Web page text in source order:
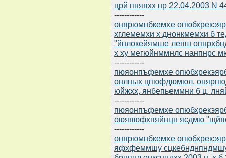
црй пняяхх нр 22.04.2003 N
------------
онярюмнбкемхе
хглемемхи х днонкмемхи б
"йнлокейямше лепш
х ху мегюйнммнлс нанпнрс
------------
пюяонпъфемхе
онлных цпюфдюмюл,
юйжхх, янбепьеммни б ц.
------------
пюяонпъфемхе
оюяяюфхпяйнцн ясдмю
------------
онярюмнбкемхе
яфхфеммшу